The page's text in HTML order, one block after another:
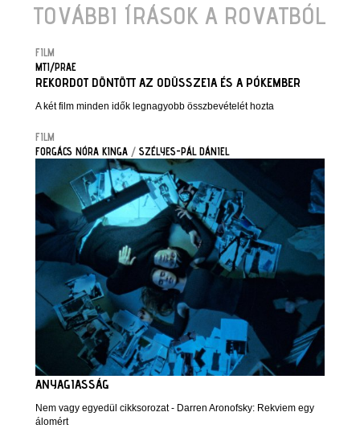
TOVÁBBI ÍRÁSOK A ROVATBÓL
FILM
MTI/PRAE
REKORDOT DÖNTÖTT AZ ODÜSSZEIA ÉS A PÓKEMBER
A két film minden idők legnagyobb összbevételét hozta
FILM
FORGÁCS NÓRA KINGA / SZÉLYES-PÁL DÁNIEL
ANYAGIASSÁG
Nem vagy egyedül cikksorozat - Darren Aronofsky: Rekviem egy
álomért